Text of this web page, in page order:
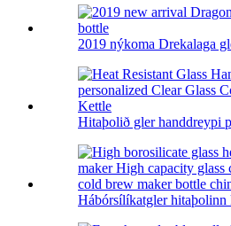
2019 nýkoma Drekalaga
Hitaþolið gler handdreypi
Hábórsílíkatgler hitaþolinn